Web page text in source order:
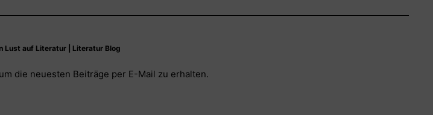
Lust auf Literatur | Literatur Blog
die neuesten Beiträge per E-Mail zu erhalten.